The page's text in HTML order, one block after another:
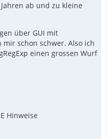
ab und zu kleine
über GUI mit
mir schon schwer. Also ich
einen grossen Wurf
Hinweise